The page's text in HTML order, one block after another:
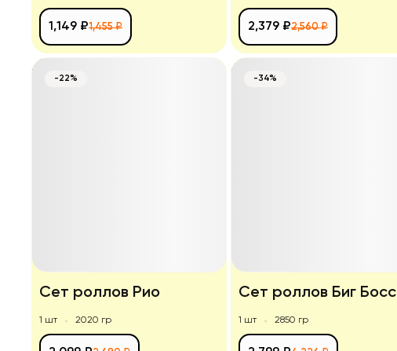
1,455 ₽
1,149 ₽ 2,560 ₽
2,379 ₽
-22%
Сет роллов Рио
1 шт 2020 гр
-34%
Сет роллов Биг Босс
1 шт 2850 гр